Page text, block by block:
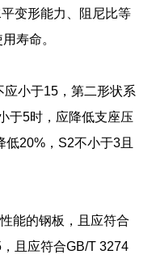
变形能力、阻尼比等
寿命。
小于15，第二形状系
于5时，应降低支座压
20%，S2不小于3且
能的钢板，且应符合
且应符合GB/T 3274